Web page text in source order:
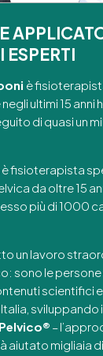
ESPERTI
è
ultimi 15 anni
di quasi un
è fisioterapista
da oltre 15
più di 1000
un lavoro
sono le persone
scientifici
sviluppando
–
aiutato migliaia